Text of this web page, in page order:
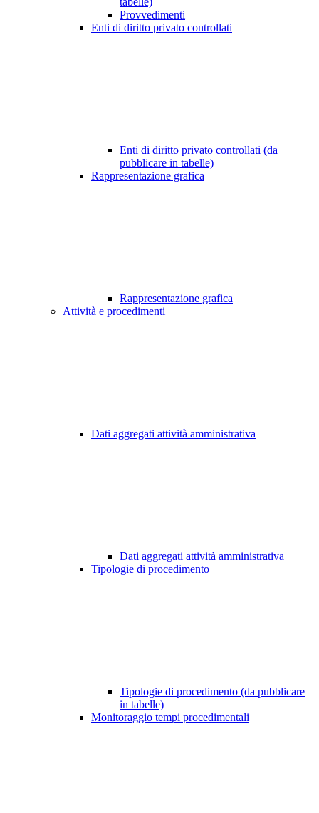
Provvedimenti
Enti di diritto privato controllati
Enti di diritto privato controllati (da
pubblicare in tabelle)
Rappresentazione grafica
Rappresentazione grafica
Attività e procedimenti
Dati aggregati attività amministrativa
Dati aggregati attività amministrativa
Tipologie di procedimento
Tipologie di procedimento (da pubblicare
in tabelle)
Monitoraggio tempi procedimentali